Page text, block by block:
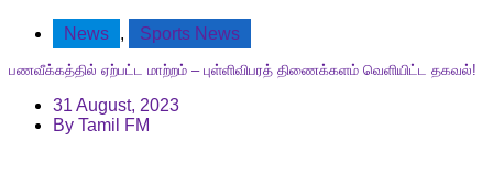
News , Sports News
பணவீக்கத்தில் ஏற்பட்ட மாற்றம் – புள்ளிவிபரத் திணைக்களம் வெளியிட்ட தகவல்!
31 August, 2023
By Tamil FM